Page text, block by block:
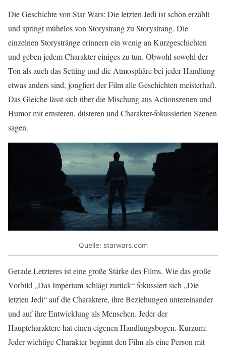
Die Geschichte von Star Wars: Die letzten Jedi ist schön erzählt
und springt mühelos von Storystrang zu Storystrang. Die
einzelnen Storystränge erinnern ein wenig an Kurzgeschichten
und geben jedem Charakter einiges zu tun. Obwohl sowohl der
Ton als auch das Setting und die Atmosphäre bei jeder Handlung
etwas anders sind, jongliert der Film alle Geschichten meisterhaft.
Das Gleiche lässt sich über die Mischung aus Actionszenen und
Humor mit ernsteren, düsteren und Charakter-fokussierten Szenen
sagen.
Quelle: starwars.com
Gerade Letzteres ist eine große Stärke des Films. Wie das große
Vorbild „Das Imperium schlägt zurück“ fokussiert sich „Die
letzten Jedi“ auf die Charaktere, ihre Beziehungen untereinander
und auf ihre Entwicklung als Menschen. Jeder der
Hauptcharaktere hat einen eigenen Handlungsbogen. Kurzum:
Jeder wichtige Charakter beginnt den Film als eine Person mit